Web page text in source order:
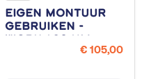
Eigen Montuur
Gebruiken -
€ 105,00